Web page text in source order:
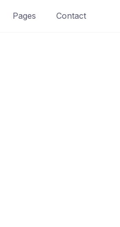
Pages Contact